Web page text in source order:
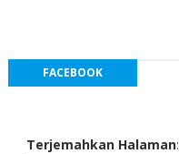
FACEBOOK
Terjemahkan Halaman: